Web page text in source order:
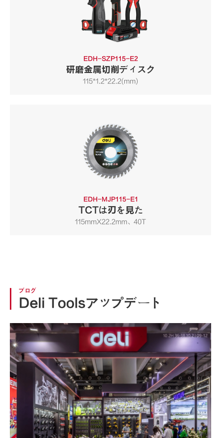
EDH-SZP115-E2
研磨金属切削ディスク
115*1.2*22.2(mm)
EDH-MJP115-E1
TCTは刃を見た
115mmX22.2mm、40T
ブログ
Deli Toolsアップデート